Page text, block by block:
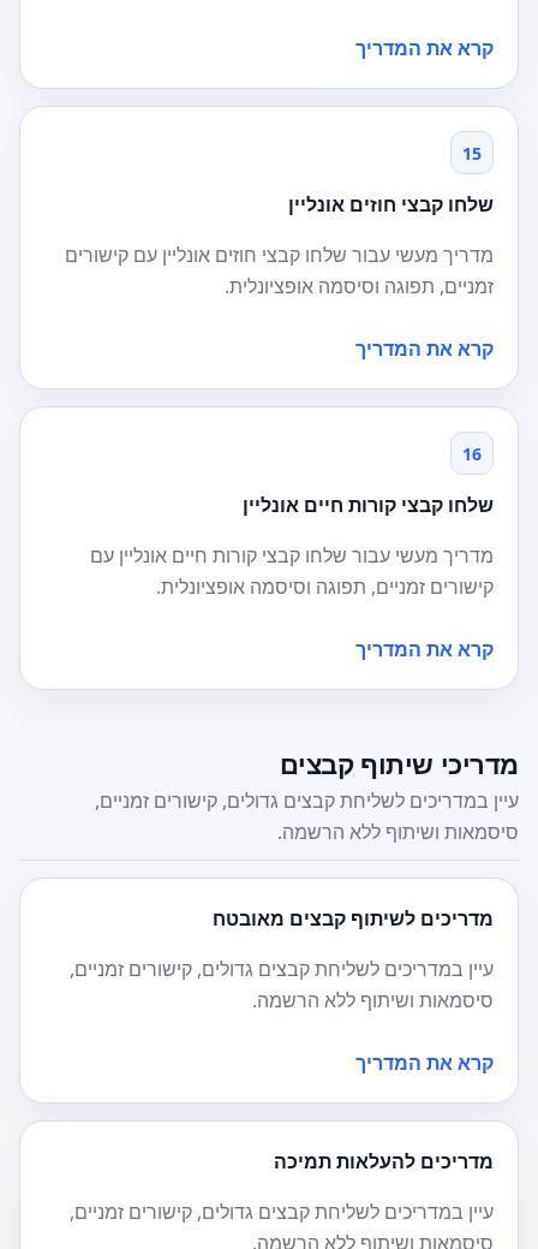
קרא את המדריך
15
שלחו קבצי חוזים אונליין
מדריך מעשי עבור שלחו קבצי חוזים אונליין עם קישורים
זמניים, תפוגה וסיסמה אופציונלית.
קרא את המדריך
16
שלחו קבצי קורות חיים אונליין
מדריך מעשי עבור שלחו קבצי קורות חיים אונליין עם
קישורים זמניים, תפוגה וסיסמה אופציונלית.
קרא את המדריך
מדריכי שיתוף קבצים
עיין במדריכים לשליחת קבצים גדולים, קישורים זמניים,
סיסמאות ושיתוף ללא הרשמה.
מדריכים לשיתוף קבצים מאובטח
עיין במדריכים לשליחת קבצים גדולים, קישורים זמניים,
סיסמאות ושיתוף ללא הרשמה.
קרא את המדריך
מדריכים להעלאות תמיכה
עיין במדריכים לשליחת קבצים גדולים, קישורים זמניים,
סיסמאות ושיתוף ללא הרשמה.